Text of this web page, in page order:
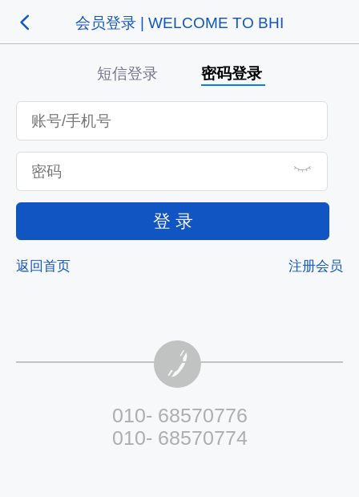
会员登录 | WELCOME TO BHI
短信登录 密码登录
登 录
返回首页 注册会员
010- 68570776
010- 68570774